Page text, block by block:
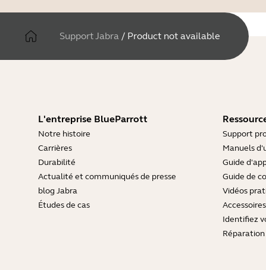
Support Jabra / Product not available
L'entreprise BlueParrott
Notre histoire
Carrières
Durabilité
Actualité et communiqués de presse
blog Jabra
Études de cas
Support
Manuels
Guide
Guide de
Vidéos
Accessoires
Identifiez